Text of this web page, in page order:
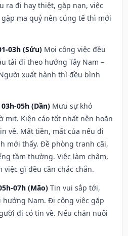
ra đi hay thiệt, gặp nạn, việc
ma quỷ nên cúng tế thì mới
03h (Sửu) Mọi công việc đều
tài đi theo hướng Tây Nam –
xuất hành thì đều bình
05h (Dần) Mưu sự khó
mịt. Kiện cáo tốt nhất nên hoãn
về. Mất tiền, mất của nếu đi
mới thấy. Đề phòng tranh cãi,
tầm thường. Việc làm chậm,
gì đều cần chắc chắn.
07h (Mão) Tin vui sắp tới,
Nam. Đi công việc gặp
đi có tin về. Nếu chăn nuôi